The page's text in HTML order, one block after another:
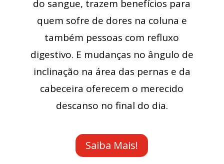
do sangue, trazem benefícios para
quem sofre de dores na coluna e
também pessoas com refluxo
digestivo. E mudanças no ângulo de
inclinação na área das pernas e da
cabeceira oferecem o merecido
descanso no final do dia.
Saiba Mais!